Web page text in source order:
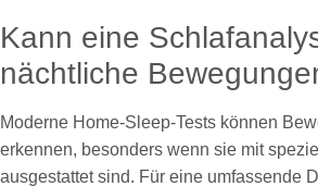
Kann eine
nächtliche
Moderne Home-Sleep-Tests können
erkennen, besonders wenn sie mit
ausgestattet sind. Für eine umfassende